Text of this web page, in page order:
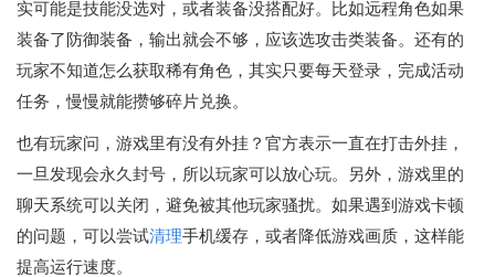
实可能是技能没选对，或者装备没搭配好。比如远程角色如果
装备了防御装备，输出就会不够，应该选攻击类装备。还有的
玩家不知道怎么获取稀有角色，其实只要每天登录，完成活动
任务，慢慢就能攒够碎片兑换。
也有玩家问，游戏里有没有外挂？官方表示一直在打击外挂，
一旦发现会永久封号，所以玩家可以放心玩。另外，游戏里的
聊天系统可以关闭，避免被其他玩家骚扰。如果遇到游戏卡顿
的问题，可以尝试清理手机缓存，或者降低游戏画质，这样能
提高运行速度。